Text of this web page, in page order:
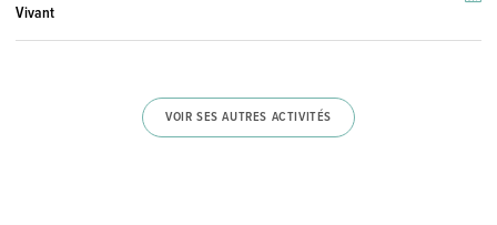
Vivant
VOIR SES AUTRES ACTIVITÉS